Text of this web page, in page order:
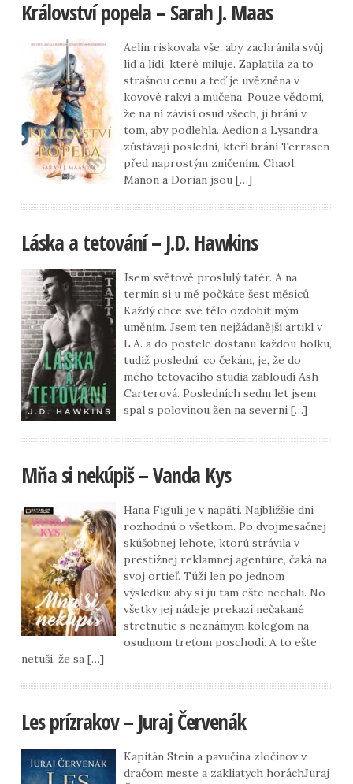
Království popela – Sarah J. Maas
Aelin riskovala vše, aby zachránila svůj
lid a lidi, které miluje. Zaplatila za to
strašnou cenu a teď je uvězněna v
kovové rakvi a mučena. Pouze vědomí,
že na ní závisí osud všech, jí brání v
tom, aby podlehla. Aedion a Lysandra
zůstávají poslední, kteří brání Terrasen
před naprostým zničením. Chaol,
Manon a Dorian jsou […]
Láska a tetování – J.D. Hawkins
Jsem světově proslulý tatér. A na
termín si u mě počkáte šest měsíců.
Každý chce své tělo ozdobit mým
uměním. Jsem ten nejžádanější artikl v
L.A. a do postele dostanu každou holku,
tudíž poslední, co čekám, je, že do
mého tetovacího studia zabloudí Ash
Carterová. Posledních sedm let jsem
spal s polovinou žen na severní […]
Mňa si nekúpiš – Vanda Kys
Hana Figuli je v napätí. Najbližšie dni
rozhodnú o všetkom. Po dvojmesačnej
skúšobnej lehote, ktorú strávila v
prestížnej reklamnej agentúre, čaká na
svoj ortieľ. Túži len po jednom
výsledku: aby si ju tam ešte nechali. No
všetky jej nádeje prekazí nečakané
stretnutie s neznámym kolegom na
osudnom treťom poschodí. A to ešte
netuší, že sa […]
Les prízrakov – Juraj Červenák
Kapitán Stein a pavučina zločinov v
dračom meste a zakliatych horáchJuraj